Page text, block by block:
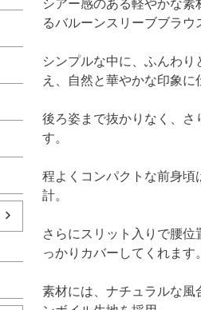
シアー感のある軽やかな
るバルーンスリーブブラウ
シンプルな中に、ふんわ
え、自然と華やかな印象に
後ろ姿まで抜かりなく、
す。
程よくコンパクトな前身頃
計。
さらにスリット入りで腰
っかりカバーしてくれます。
素材には、ナチュラルな